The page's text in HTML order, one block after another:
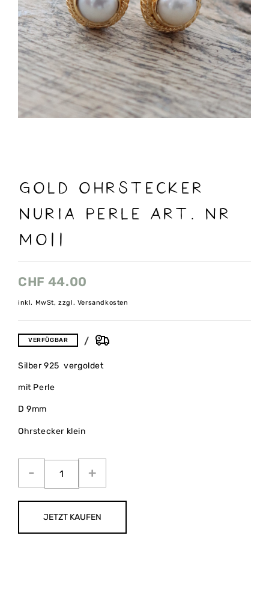
Gold Ohrstecker
Nuria Perle Art. Nr
MO11
CHF 44.00
inkl. MwSt, zzgl. Versandkosten
VERFÜGBAR
Silber 925 vergoldet
mit Perle
D 9mm
Ohrstecker klein
JETZT KAUFEN